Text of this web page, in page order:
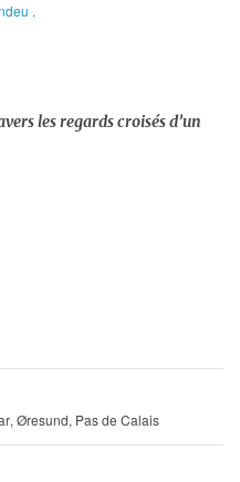
.
les regards croisés d’un
, Øresund, Pas de Calais